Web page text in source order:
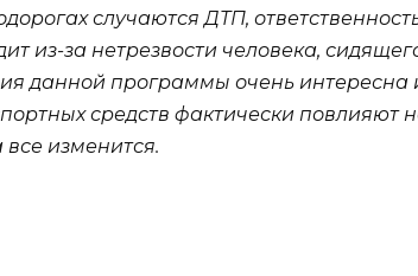
случаются ДТП,
из-за нетрезвости человека,
данной программы очень
средств фактически повлияют
изменится.